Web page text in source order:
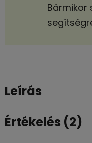
Bármikor
Leírás
Értékelés (2)